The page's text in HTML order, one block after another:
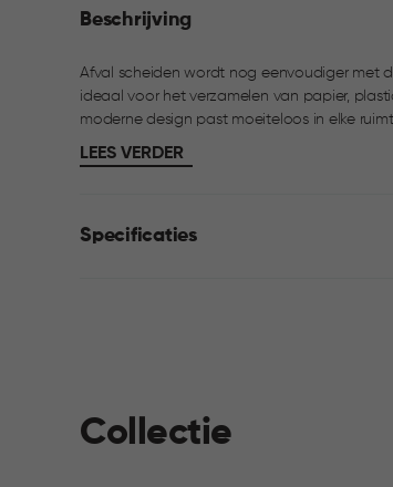
Beschrijving
Afval scheiden wordt nog eenvoudiger met
ideaal voor het verzamelen van papier, plastic of
moderne design past moeiteloos in elke
gemakkelijk toegang, ook wanneer de
comfortabele greep aan de onderkant
LEES VERDER
Specificaties
Collectie